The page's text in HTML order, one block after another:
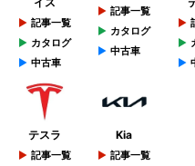
記事一覧
カタログ
中古車
記事一覧
カタログ
中古車
テスラ
記事一覧
Kia
記事一覧